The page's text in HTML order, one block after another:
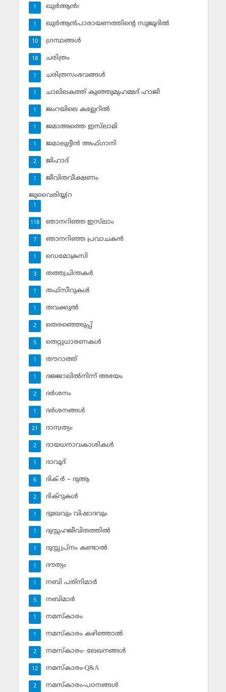
ഖുര്‍ആന്‍r
1
ഖുര്‍ആന്‍പാരായണത്തിന്റെ സുജൂദില്‍
1
ഗ്രന്ഥങ്ങള്‍
10
ചരിത്രം
18
ചരിത്രസംഭവങ്ങള്‍
1
ചാലിലകത്ത് കുഞ്ഞുമുഹമ്മദ് ഹാജി
1
ജംറയിലെ കല്ലേറില്‍
1
ജമാഅത്തെ ഇസ്‌ലാമി
1
ജമാലുദ്ദീന്‍ അഫ്ഗാനി
1
ജിഹാദ്‌
2
ജീവിതവീക്ഷണം
1
ജുവൈരിയ്യ(റ
1
ഞാനറിഞ്ഞ ഇസ്‌ലാം
118
ഞാനറിഞ്ഞ പ്രവാചകന്‍
7
ഡെമോക്രസി
1
തത്ത്വചിന്തകര്‍
3
തഫ്‌സീറുകള്‍
1
തവക്കുല്‍
1
തെരഞ്ഞെടുപ്പ്
2
തെറ്റുധാരണകള്‍
5
തൗറാത്ത്
1
ദജ്ജാലില്‍നിന്ന് അഭയം
1
ദര്‍ശനം
2
ദര്‍ശനങ്ങള്‍
1
ദാമ്പത്യം
21
ദായധനാവകാശികള്‍
2
ദാവൂദ്‌
1
ദിക് ര്‍ – ദുആ
6
ദിക്‌റുകള്‍
2
ദുഃഖവും വിഷാദവും
1
ദുസ്സഹജീവിതത്തില്‍
1
ദുസ്സ്വപ്‌നം കണ്ടാല്‍
1
ദൗത്യം
1
നബി പത്‌നിമാര്‍
1
നബിമാര്‍
5
നമസ്‌കാരം
1
നമസ്‌കാരം കഴിഞ്ഞാല്‍
1
നമസ്‌കാരം- ലേഖനങ്ങള്‍
2
നമസ്‌കാരം-Q&A
12
നമസ്‌കാരം-പഠനങ്ങള്‍
2